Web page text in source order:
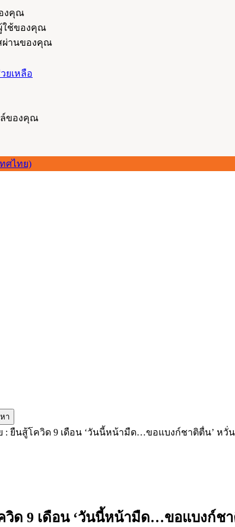
งคุณ
ใช้ของคุณ
ผ่านของคุณ
ยเหลือ
ล์ของคุณ
ศไทย)
: ยืนสู้โควิด 9 เดือน ‘วันนี้หน้ามืด…ขอแบงก์ชาติตื่น’ หวั่
วิด 9 เดือน ‘วันนี้หน้ามืด…ขอแบงก์ช